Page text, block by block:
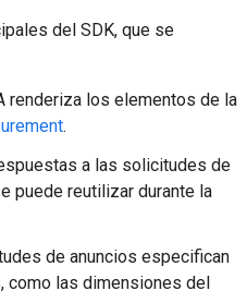
del SDK, que se
renderiza los elementos de la
.
a las solicitudes de
puede reutilizar durante la
de anuncios especifican
como las dimensiones del